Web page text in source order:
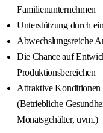
Familienunternehmen
Unterstützung durch
Abwechslungsreiche
Die Chance auf
Produktionsbereichen
Attraktive Konditionen
(Betriebliche
Monatsgehälter, uvm.)